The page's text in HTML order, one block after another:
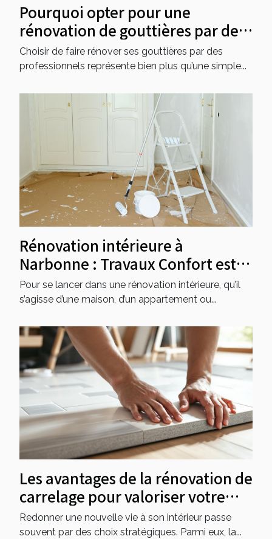
Pourquoi opter pour une
rénovation de gouttières par des
professionnels ?
Choisir de faire rénover ses gouttières par des
professionnels représente bien plus qu’une simple...
Rénovation intérieure à
Narbonne : Travaux Confort est
l’entreprise de référence !
Pour se lancer dans une rénovation intérieure, qu’il
s’agisse d’une maison, d’un appartement ou...
Les avantages de la rénovation de
carrelage pour valoriser votre
intérieur
Redonner une nouvelle vie à son intérieur passe
souvent par des choix stratégiques. Parmi eux, la...